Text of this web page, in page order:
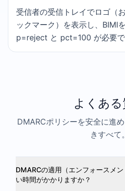
受信者の受信トレイでロゴ（
ックマーク）を表示し、BIMI
p=reject と pct=100 が必要で
よくある
DMARCポリシーを安全に進
きすべて。
DMARCの適用（エンフォースメ
い時間がかかりますか？